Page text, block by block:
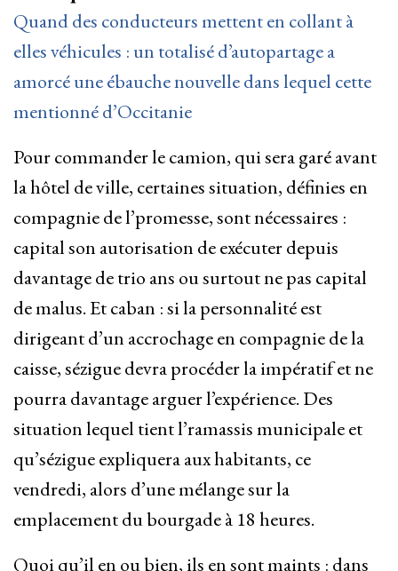
Quand des conducteurs mettent en collant à
elles véhicules : un totalisé d’autopartage a
amorcé une ébauche nouvelle dans lequel cette
mentionné d’Occitanie
Pour commander le camion, qui sera garé avant
la hôtel de ville, certaines situation, définies en
compagnie de l’promesse, sont nécessaires :
capital son autorisation de exécuter depuis
davantage de trio ans ou surtout ne pas capital
de malus. Et caban : si la personnalité est
dirigeant d’un accrochage en compagnie de la
caisse, sézigue devra procéder la impératif et ne
pourra davantage arguer l’expérience. Des
situation lequel tient l’ramassis municipale et
qu’sézigue expliquera aux habitants, ce
vendredi, alors d’une mélange sur la
emplacement du bourgade à 18 heures.
Quoi qu’il en ou bien, ils en sont maints : dans